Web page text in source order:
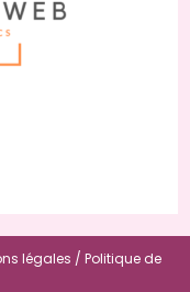
légales / Politique de